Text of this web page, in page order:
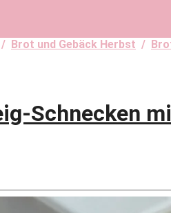
/ Brot und Gebäck Herbst /
Schnecken